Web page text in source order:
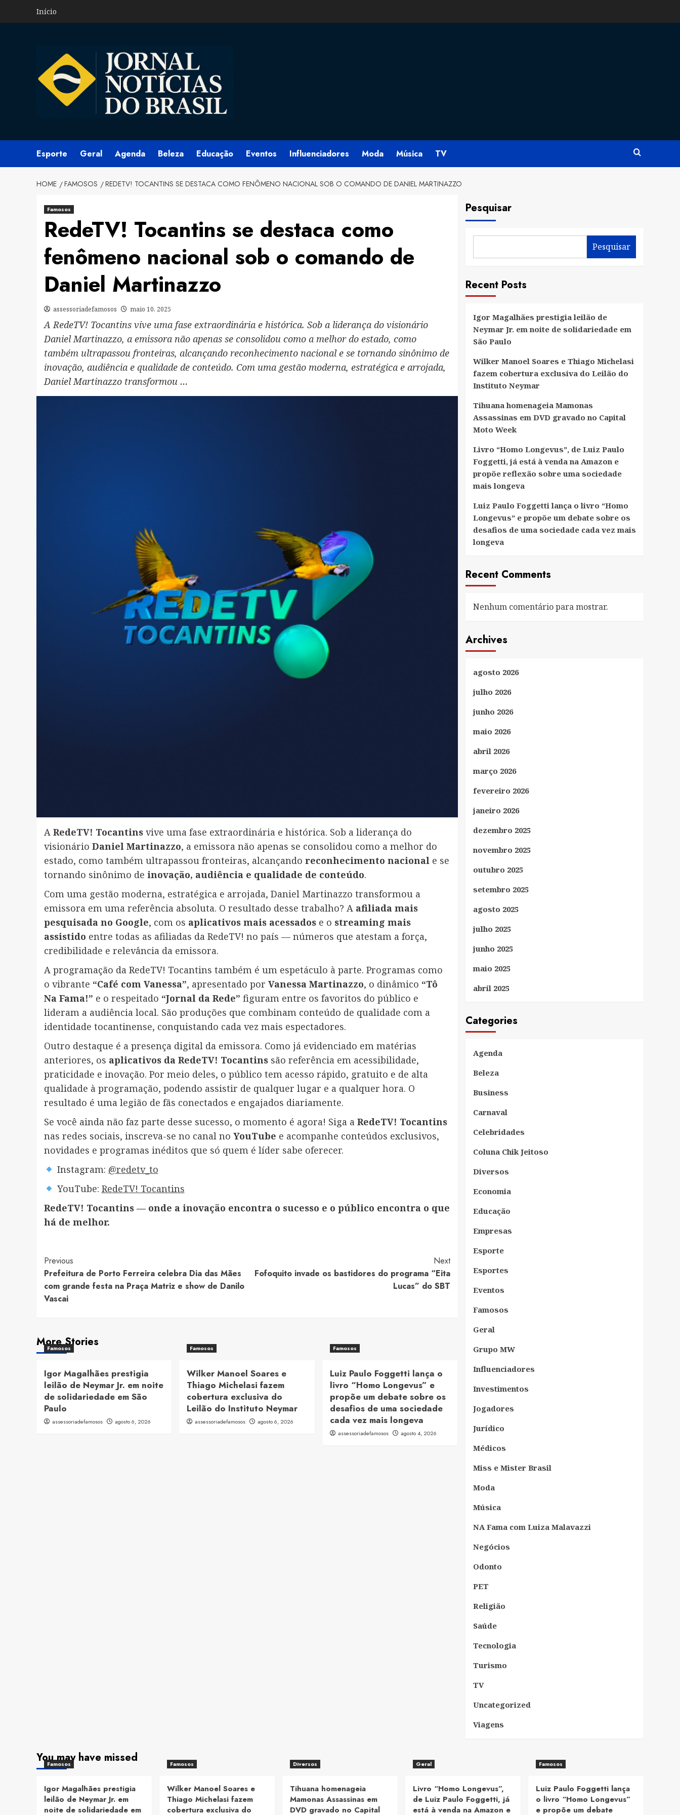
Início
Esporte Geral Agenda Beleza Educação Eventos Influenciadores Moda Música TV
HOME FAMOSOS REDETV! TOCANTINS SE DESTACA COMO FENÔMENO NACIONAL SOB O COMANDO DE DANIEL MARTINAZZO
Famosos
RedeTV! Tocantins se destaca como
fenômeno nacional sob o comando de
Daniel Martinazzo
assessoriadefamosos maio 10, 2025
A RedeTV! Tocantins vive uma fase extraordinária e histórica. Sob a liderança do visionário
Daniel Martinazzo, a emissora não apenas se consolidou como a melhor do estado, como
também ultrapassou fronteiras, alcançando reconhecimento nacional e se tornando sinônimo de
inovação, audiência e qualidade de conteúdo. Com uma gestão moderna, estratégica e arrojada,
Daniel Martinazzo transformou …
A RedeTV! Tocantins vive uma fase extraordinária e histórica. Sob a liderança do
visionário Daniel Martinazzo, a emissora não apenas se consolidou como a melhor do
estado, como também ultrapassou fronteiras, alcançando reconhecimento nacional e se
tornando sinônimo de inovação, audiência e qualidade de conteúdo.
Com uma gestão moderna, estratégica e arrojada, Daniel Martinazzo transformou a
emissora em uma referência absoluta. O resultado desse trabalho? A afiliada mais
pesquisada no Google, com os aplicativos mais acessados e o streaming mais
assistido entre todas as afiliadas da RedeTV! no país — números que atestam a força,
credibilidade e relevância da emissora.
A programação da RedeTV! Tocantins também é um espetáculo à parte. Programas como
o vibrante “Café com Vanessa”, apresentado por Vanessa Martinazzo, o dinâmico “Tô
Na Fama!” e o respeitado “Jornal da Rede” figuram entre os favoritos do público e
lideram a audiência local. São produções que combinam conteúdo de qualidade com a
identidade tocantinense, conquistando cada vez mais espectadores.
Outro destaque é a presença digital da emissora. Como já evidenciado em matérias
anteriores, os aplicativos da RedeTV! Tocantins são referência em acessibilidade,
praticidade e inovação. Por meio deles, o público tem acesso rápido, gratuito e de alta
qualidade à programação, podendo assistir de qualquer lugar e a qualquer hora. O
resultado é uma legião de fãs conectados e engajados diariamente.
Se você ainda não faz parte desse sucesso, o momento é agora! Siga a RedeTV! Tocantins
nas redes sociais, inscreva-se no canal no YouTube e acompanhe conteúdos exclusivos,
novidades e programas inéditos que só quem é líder sabe oferecer.
Instagram: @redetv_to
YouTube: RedeTV! Tocantins
RedeTV! Tocantins — onde a inovação encontra o sucesso e o público encontra o que
há de melhor.
Post
Navigation
Previous
Prefeitura de Porto Ferreira celebra Dia das Mães
com grande festa na Praça Matriz e show de Danilo
Vascai
Next
Fofoquito invade os bastidores do programa “Eita
Lucas” do SBT
More Stories
Famosos
Igor Magalhães prestigia
leilão de Neymar Jr. em noite
de solidariedade em São
Paulo
assessoriadefamosos agosto 6, 2026
Famosos
Wilker Manoel Soares e
Thiago Michelasi fazem
cobertura exclusiva do
Leilão do Instituto Neymar
assessoriadefamosos agosto 6, 2026
Famosos
Luiz Paulo Foggetti lança o
livro “Homo Longevus” e
propõe um debate sobre os
desafios de uma sociedade
cada vez mais longeva
assessoriadefamosos agosto 4, 2026
Pesquisar
Pesquisar
Recent Posts
Igor Magalhães prestigia leilão de
Neymar Jr. em noite de solidariedade em
São Paulo
Wilker Manoel Soares e Thiago Michelasi
fazem cobertura exclusiva do Leilão do
Instituto Neymar
Tihuana homenageia Mamonas
Assassinas em DVD gravado no Capital
Moto Week
Livro “Homo Longevus”, de Luiz Paulo
Foggetti, já está à venda na Amazon e
propõe reflexão sobre uma sociedade
mais longeva
Luiz Paulo Foggetti lança o livro “Homo
Longevus” e propõe um debate sobre os
desafios de uma sociedade cada vez mais
longeva
Recent Comments
Nenhum comentário para mostrar.
Archives
agosto 2026
julho 2026
junho 2026
maio 2026
abril 2026
março 2026
fevereiro 2026
janeiro 2026
dezembro 2025
novembro 2025
outubro 2025
setembro 2025
agosto 2025
julho 2025
junho 2025
maio 2025
abril 2025
Categories
Agenda
Beleza
Business
Carnaval
Celebridades
Coluna Chik Jeitoso
Diversos
Economia
Educação
Empresas
Esporte
Esportes
Eventos
Famosos
Geral
Grupo MW
Influenciadores
Investimentos
Jogadores
Jurídico
Médicos
Miss e Mister Brasil
Moda
Música
NA Fama com Luiza Malavazzi
Negócios
Odonto
PET
Religião
Saúde
Tecnologia
Turismo
TV
Uncategorized
Viagens
You may have missed
Famosos
Igor Magalhães prestigia
leilão de Neymar Jr. em
noite de solidariedade em
Famosos
Wilker Manoel Soares e
Thiago Michelasi fazem
cobertura exclusiva do
Diversos
Tihuana homenageia
Mamonas Assassinas em
DVD gravado no Capital
Geral
Livro “Homo Longevus”,
de Luiz Paulo Foggetti, já
está à venda na Amazon e
Famosos
Luiz Paulo Foggetti lança
o livro “Homo Longevus”
e propõe um debate